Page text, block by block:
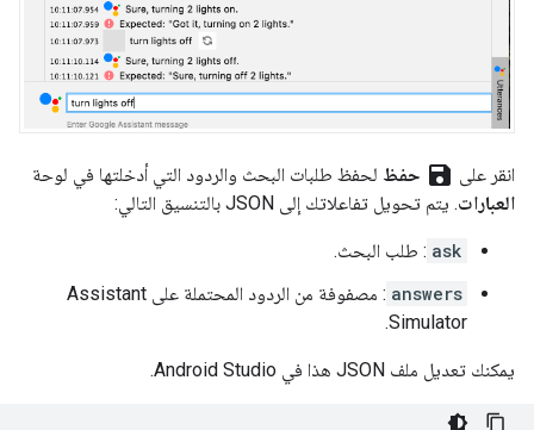
انقر على save حفظ لحفظ طلبات البحث والردود التي أدخلتها في لوحة
العبارات. يتم تحويل تفاعلاتك إلى JSON بالتنسيق التالي:
ask : طلب البحث.
answers : مصفوفة من الردود المحتملة على Assistant
Simulator
.
يمكنك تعديل ملف JSON هذا في Android Studio
.